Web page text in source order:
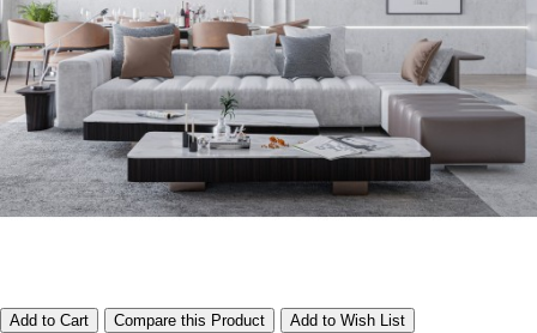
Add to Cart Compare this Product Add to Wish List